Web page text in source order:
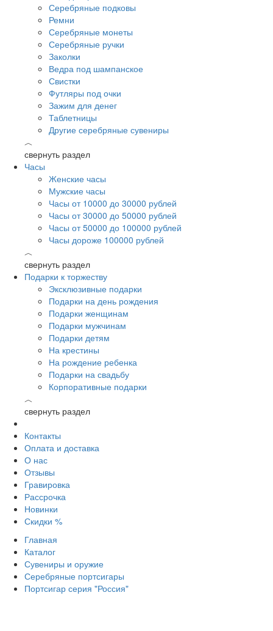
Серебряные подковы
Ремни
Серебряные монеты
Серебряные ручки
Заколки
Ведра под шампанское
Свистки
Футляры под очки
Зажим для денег
Таблетницы
Другие серебряные сувениры
︿
свернуть раздел
Часы
Женские часы
Мужские часы
Часы от 10000 до 30000 рублей
Часы от 30000 до 50000 рублей
Часы от 50000 до 100000 рублей
Часы дороже 100000 рублей
︿
свернуть раздел
Подарки к торжеству
Эксклюзивные подарки
Подарки на день рождения
Подарки женщинам
Подарки мужчинам
Подарки детям
На крестины
На рождение ребенка
Подарки на свадьбу
Корпоративные подарки
︿
свернуть раздел
Контакты
Оплата и доставка
О нас
Отзывы
Гравировка
Рассрочка
Новинки
Скидки %
Главная
Каталог
Сувениры и оружие
Серебряные портсигары
Портсигар серия "Россия"